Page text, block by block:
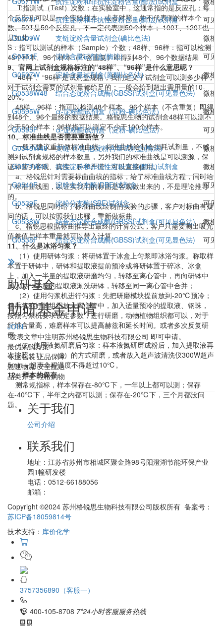
T:指测试（Test）次数；在实验室中，这通常指的是反应孔；每
个反应孔可以是一个实验样本，或者对照；并不代表测的样本个
数。50T是50个反应孔，不一定代表测50个样本； 100T、120T也
是如此；
S：指可以测试的样本（Sample）个数；48样、96样：指可以检测
48个样本、96个样本（不含重复）即得到48个、96个数据结果
9、官网上试剂盒规格标注的“48样”、“96样”是什么意思呢？
“48样”、“96样”是试剂盒规格，我们定义了试剂盒可以测多少样，
对于试剂盒需要的试剂量都给足的；一般会给到超出需用量的10-
20%。
48样、96样：指可以检测48个样本、96个样本（不含重复）即得
到48个、96个最终的数据结果。格锐思生物的试剂盒48样可以测不
少于50个样本；96样指可以测定不少于100个样本。
10、标准曲线是否需要重新做？
一般不建议重新做标准曲线，标准曲线绘制会损耗试剂量，不够
测到试剂盒规格的样本数量，另外我们的标准曲线是可以溯源，保
证标曲的客观、真实、科学严谨，可以直接使用。
a、格锐思针对需要标曲曲线的指标，给了标准曲线方程，同时给
了标准曲线图，以证实我们的标曲是客观做出来的，不是理论推导
的。
b、格锐思同时给了标准曲线绘制的实验的步骤，客户对标曲有疑
问的话，可以按照我们步骤，重新做标曲。
c、格锐思根据标曲推导出最终的计算公式，客户只需要测出吸光
值差值与样本重量就可以带入计算。
11、什么是冰浴匀浆？
（1）使用研钵匀浆：将研钵置于冰盒上匀浆即冰浴匀浆。称取样
本置于研钵中，研钵和提取液提前预冷或将研钵置于碎冰、冰盒
上，加入一半量的提取液研磨均匀，转移至离心管中，再向研钵中
加入另一半量的提取液涮洗研钵，转移至同一离心管中合并；
（2）使用匀浆机进行匀浆：先把研磨模块提前放到-20℃预冷；
然后将称好的组织放入离心管中，加入适量预冷的提取液、钢珠，
按照匀浆机要求设定参数，进行研磨，动物植物组织都可以，对于
纤维含量高，难磨样本可以提高赫兹和延长时间。或者多次反复研
磨
（3）使用液氮研磨后匀浆：样本液氮研磨成粉后，加入提取液再
次按照（1）、（2）的方式研磨，或者放入超声波清洗仪300W超声
5min，超声全程温度不得超过10℃。
12、样本的保存
测常规指标，样本保存在-80℃下，一年以上都可以测；保存
在-40℃下，半年之内都可以测；保存在-20℃下，三个月都没问
题。
G0571F
抗性淀粉和非抗性淀粉含量(酶法)试剂盒
可见
G0509W
支链淀粉含量试剂盒(碘比色法)
微板
G0551F
淀粉含量试剂盒(酶法)
可见
G0507W
淀粉含量试剂盒(蒽酮比色法)
微板
G0538W48
结合态淀粉合成酶(GBSS)试剂盒(可见显色法)
微板
G0595W
α-淀粉酶试剂盒（淀粉-碘比色法）
微板
G0595F
α-淀粉酶试剂盒（淀粉-碘比色法）
可见
G0548W48
支链-直链-总淀粉含量试剂盒(酶法)
微板
G0571W48
抗性淀粉和非抗性淀粉含量(酶法)试剂盒
微板
G0540F
淀粉去分支酶(DBE)试剂盒
可见
G0539F
淀粉分支酶(SBE)试剂盒
可见
G0538W
结合态淀粉合成酶(GBSS)试剂盒(可见显色法)
微板
G0538F
结合态淀粉合成酶(GBSS)试剂盒(可见显色法) 可见
助研基金
助研基金申请
JOIN
*发表文章中注明苏州格锐思生物科技有限公司 即可申请。
最优采购方案
专业包装 正品保障
急速物流 安全配送
品类齐全 轻松购物
关于我们
公司介绍
联系我们
地址： 江苏省苏州市相城区聚金路98号阳澄湖节能环保产业
园1幢研发楼
电话： 0512-66188056
邮箱：
Copyright ©2024 苏州格锐思生物科技有限公司版权所有 备案号：
苏ICP备18059814号
技术支持： 库价化学
3757356890（客服一）
400-105-8708 7*24小时客服服务热线